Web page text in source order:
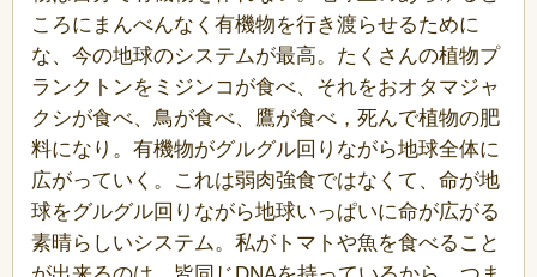
ころにまんべんなく有機物を行き渡らせるために
な、今の地球のシステムが最高。たくさんの植物プ
ランクトンをミジンコが食べ、それをおオタマジャ
クシが食べ、鳥が食べ、鷹が食べ，死んで植物の肥
料になり。有機物がグルグル回りながら地球全体に
広がっていく。これは弱肉強食ではなくて、命が地
球をグルグル回りながら地球いっぱいに命が広がる
素晴らしいシステム。私がトマトや魚を食べること